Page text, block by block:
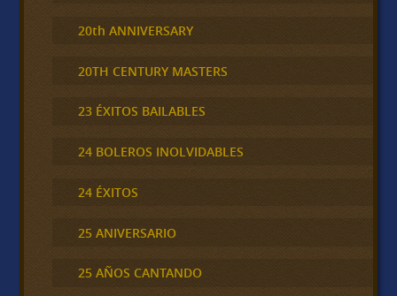
20th ANNIVERSARY
20TH CENTURY MASTERS
23 ÉXITOS BAILABLES
24 BOLEROS INOLVIDABLES
24 ÉXITOS
25 ANIVERSARIO
25 AÑOS CANTANDO